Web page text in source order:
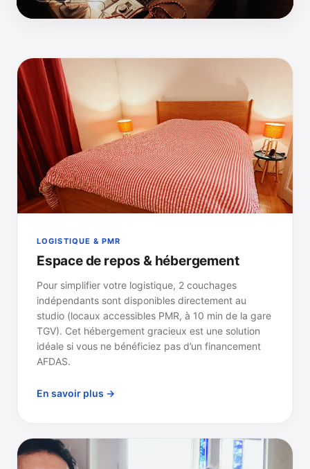
LOGISTIQUE & PMR
Espace de repos & hébergement
Pour simplifier votre logistique, 2 couchages
indépendants sont disponibles directement au
studio (locaux accessibles PMR, à 10 min de la gare
TGV). Cet hébergement gracieux est une solution
idéale si vous ne bénéficiez pas d’un financement
AFDAS.
En savoir plus →